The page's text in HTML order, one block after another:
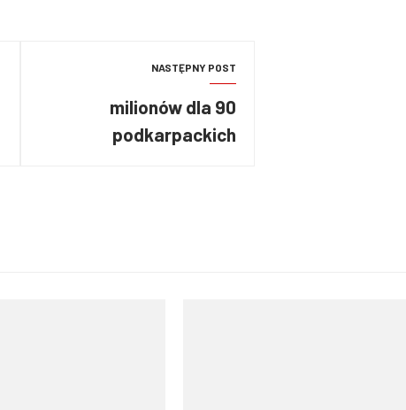
NASTĘPNY POST
90 milionów dla
podkarpackich